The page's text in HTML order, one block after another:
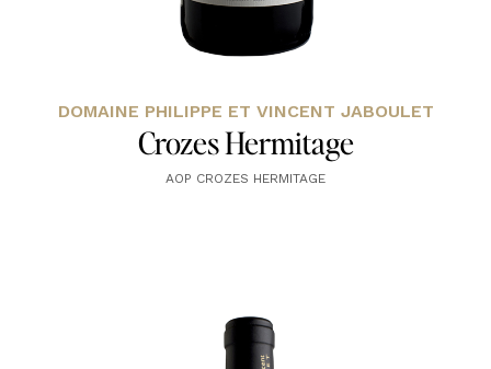
DOMAINE PHILIPPE ET VINCENT JABOULET
Crozes Hermitage
AOP CROZES HERMITAGE